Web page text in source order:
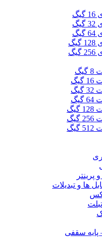
ها و تبدیلات
پایه سقفی